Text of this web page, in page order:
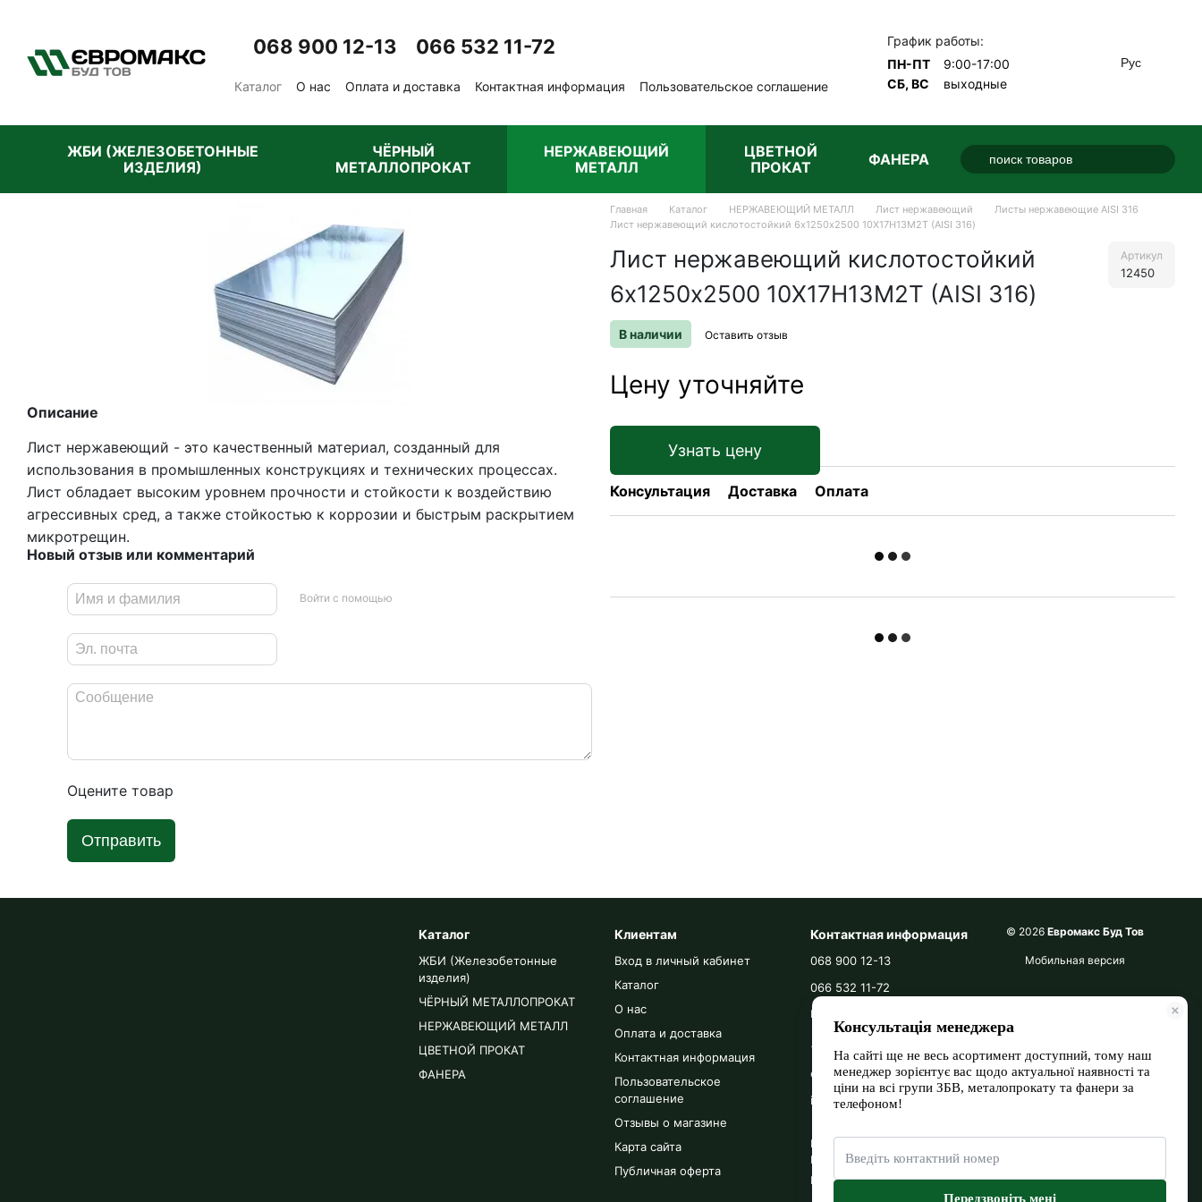
068 900 12-13 066 532 11-72
Каталог О нас Оплата и доставка Контактная информация
Пользовательское соглашение
График работы:
ПН-ПТ
9:00-17:00
СБ, ВС
выходные
Рус
ЖБИ (ЖЕЛЕЗОБЕТОННЫЕ
ИЗДЕЛИЯ)
ЧЁРНЫЙ
МЕТАЛЛОПРОКАТ
НЕРЖАВЕЮЩИЙ
МЕТАЛЛ
ЦВЕТНОЙ
ПРОКАТ
ФАНЕРА
Описание
Лист нержавеющий - это качественный материал, созданный для
использования в промышленных конструкциях и технических процессах.
Лист обладает высоким уровнем прочности и стойкости к воздействию
агрессивных сред, а также стойкостью к коррозии и быстрым раскрытием
микротрещин.
Новый отзыв или комментарий
Войти с помощью
Оцените товар
Отправить
Главная Каталог НЕРЖАВЕЮЩИЙ МЕТАЛЛ Лист нержавеющий
Листы нержавеющие AISI 316
Лист нержавеющий кислотостойкий 6х1250х2500 10Х17Н13М2Т (AISI 316)
Лист нержавеющий кислотостойкий
6х1250х2500 10Х17Н13М2Т (AISI 316)
Артикул
12450
В наличии Оставить отзыв
Цену уточняйте
Узнать цену
Консультация Доставка Оплата
Каталог
ЖБИ (Железобетонные
изделия)
ЧЁРНЫЙ МЕТАЛЛОПРОКАТ
НЕРЖАВЕЮЩИЙ МЕТАЛЛ
ЦВЕТНОЙ ПРОКАТ
ФАНЕРА
Клиентам
Вход в личный кабинет
Каталог
О нас
Оплата и доставка
Контактная информация
Пользовательское
соглашение
Отзывы о магазине
Карта сайта
Публичная оферта
Контактная информация
068 900 12-13
066 532 11-72
Перезвонить вам?
+380689001213
euromax_bud
info@euromax-bud.com.ua
Берестейський проспект, 118
Киев, 02000
Карта проезда
© 2026 Евромакс Буд Тов
Мобильная версия